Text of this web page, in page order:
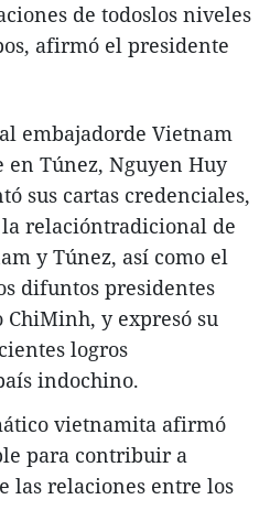
de todoslos niveles
afirmó el presidente
embajadorde Vietnam
Túnez, Nguyen Huy
sus cartas credenciales,
relacióntradicional de
y Túnez, así como el
difuntos presidentes
y expresó su
logros
indochino.
vietnamita afirmó
para contribuir a
las relaciones entre los